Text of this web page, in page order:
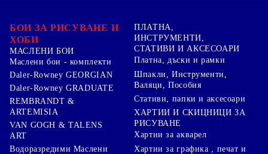
БОИ ЗА РИСУВАНЕ И
ХОБИ
МАСЛЕНИ БОИ
Маслени бои - комплекти
Daler-Rowney GEORGIAN
Daler-Rowney GRADUATE
REMBRANDT &
ARTEMISIA
VAN GOGH & TALENS
ART
Водоразредими Маслени
ПЛАТНА,
ИНСТРУМЕНТИ,
СТАТИВИ И АКСЕСОАРИ
Платна, дъски и рамки
Шпакли, Инструменти,
Валяци, Пособия
Стативи, папки и аксесоари
ХАРТИИ И СКИЦНИЦИ ЗА
РИСУВАНЕ
Хартии за акварел
Хартии за графика , печат и